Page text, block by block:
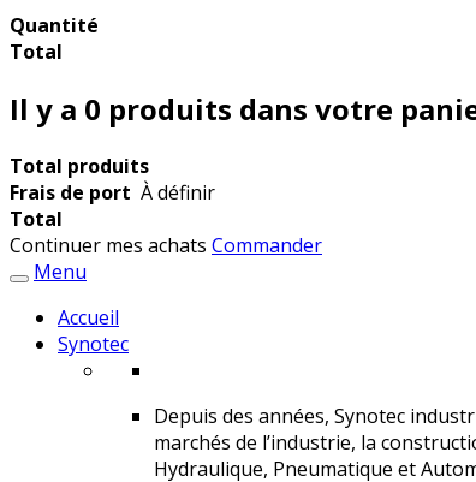
Quantité
Total
Il y a 0 produits dans votre
Total produits
Frais de port À définir
Total
Continuer mes achats Commander
Menu
Accueil
Synotec
Depuis des années, Synotec
marchés de l’industrie, la
Hydraulique, Pneumatique et